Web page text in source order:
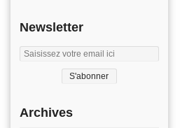
Newsletter
Archives